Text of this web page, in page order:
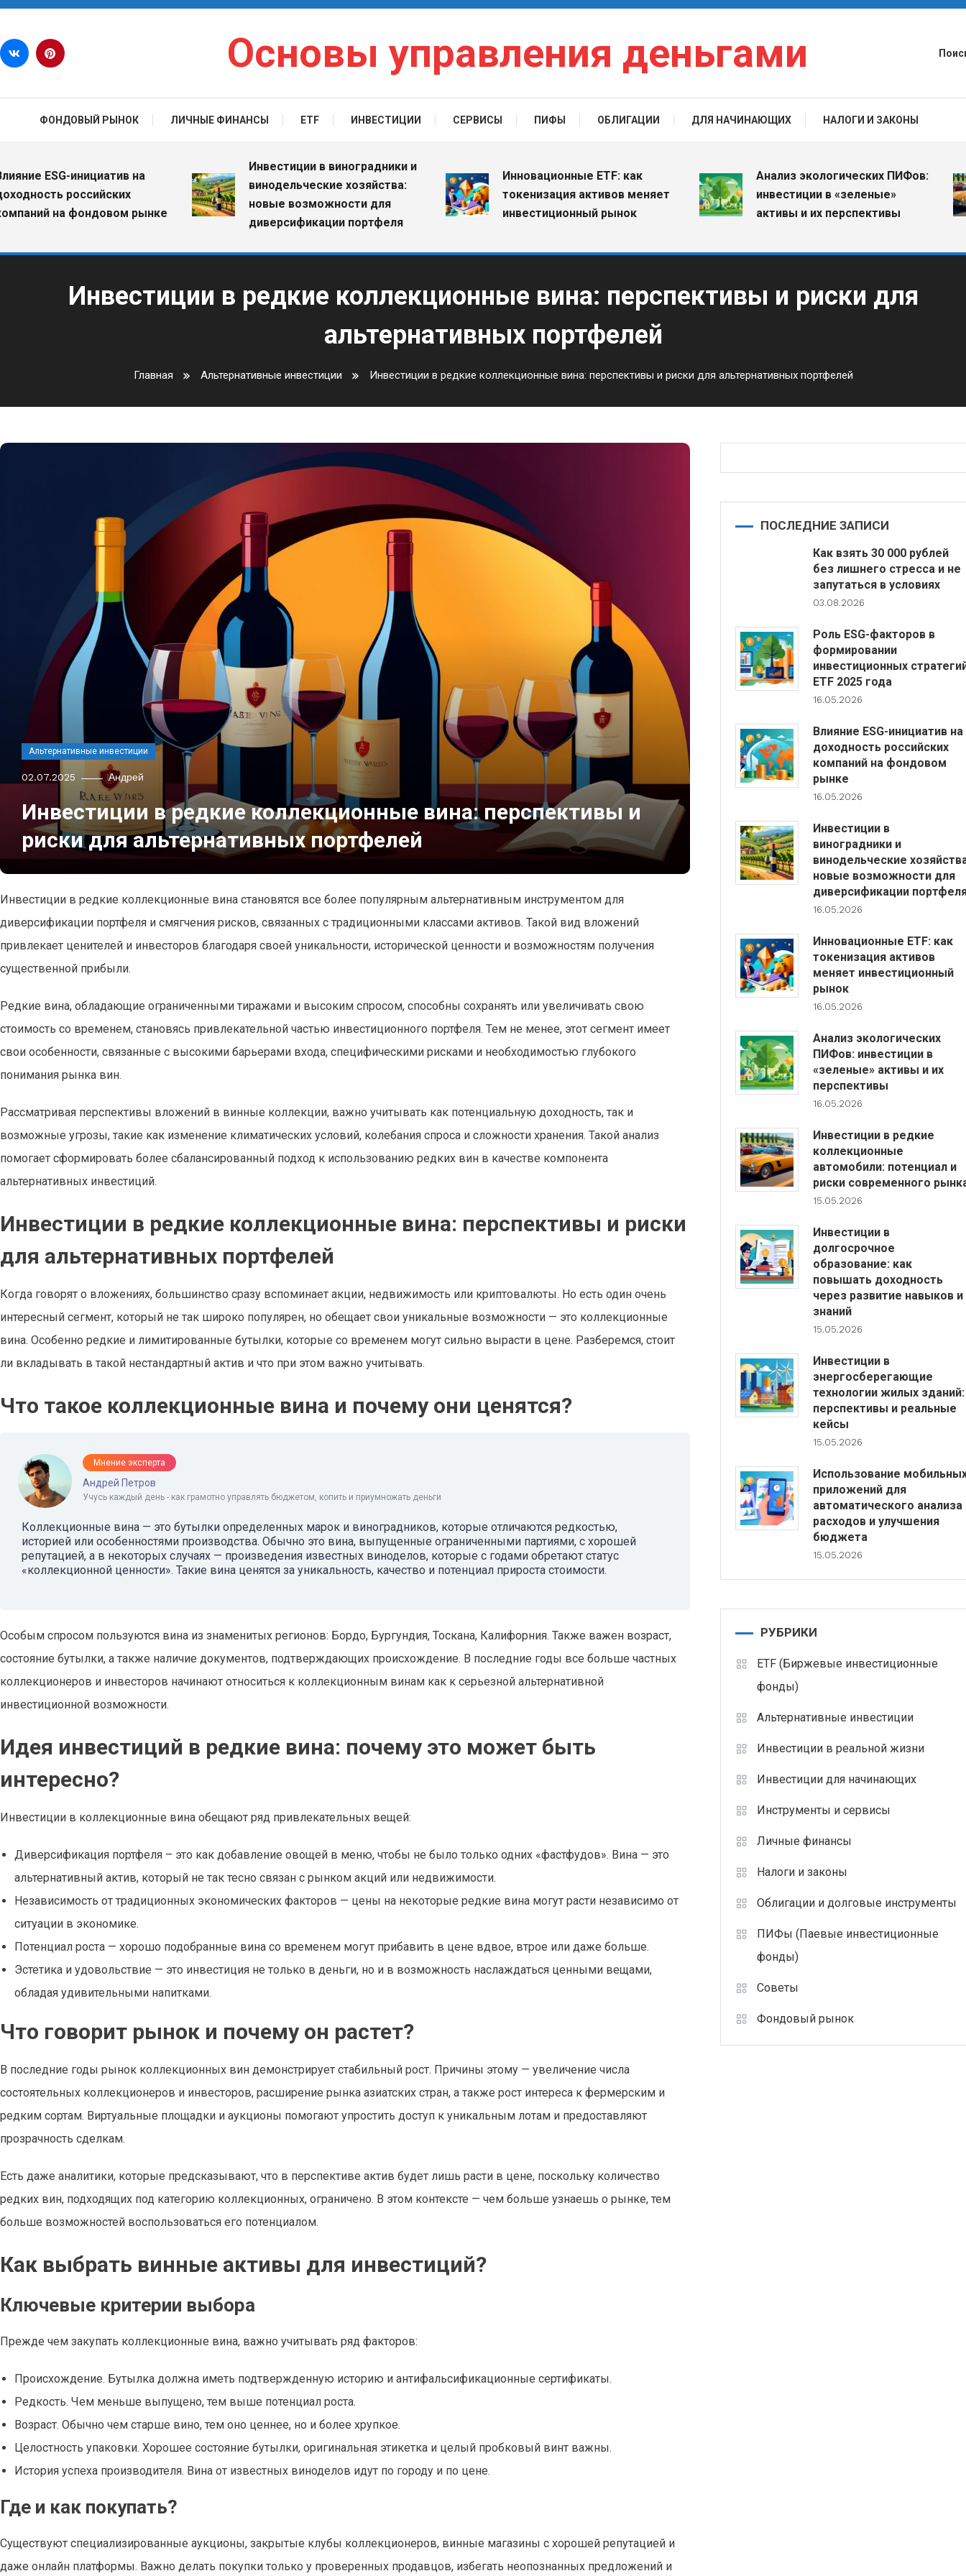
Перейти к содержимому
Основы управления деньгами
ФОНДОВЫЙ РЫНОК ЛИЧНЫЕ ФИНАНСЫ ETF ИНВЕСТИЦИИ СЕРВИСЫ ПИФЫ ОБЛИГАЦИИ ДЛЯ НАЧИНАЮЩИХ НАЛОГИ И ЗАКОНЫ
ESG-инициатив на
российских
на фондовом рынке
Инвестиции в виноградники и
винодельческие хозяйства:
новые возможности для
диверсификации портфеля
Инновационные ETF: как
токенизация активов меняет
инвестиционный рынок
Анализ экологических ПИФов:
инвестиции в «зеленые»
активы и их перспективы
Инвестиции в редкие коллекционные вина: перспективы и риски для
альтернативных портфелей
Главная Альтернативные инвестиции Инвестиции в редкие коллекционные вина: перспективы и риски для альтернативных портфелей
Альтернативные инвестиции
02.07.2025 Андрей
Инвестиции в редкие коллекционные вина: перспективы и
риски для альтернативных портфелей
Инвестиции в редкие коллекционные вина становятся все более популярным альтернативным инструментом для
диверсификации портфеля и смягчения рисков, связанных с традиционными классами активов. Такой вид вложений
привлекает ценителей и инвесторов благодаря своей уникальности, исторической ценности и возможностям получения
существенной прибыли.
Редкие вина, обладающие ограниченными тиражами и высоким спросом, способны сохранять или увеличивать свою
стоимость со временем, становясь привлекательной частью инвестиционного портфеля. Тем не менее, этот сегмент имеет
свои особенности, связанные с высокими барьерами входа, специфическими рисками и необходимостью глубокого
понимания рынка вин.
Рассматривая перспективы вложений в винные коллекции, важно учитывать как потенциальную доходность, так и
возможные угрозы, такие как изменение климатических условий, колебания спроса и сложности хранения. Такой анализ
помогает сформировать более сбалансированный подход к использованию редких вин в качестве компонента
альтернативных инвестиций.
Инвестиции в редкие коллекционные вина: перспективы и риски
для альтернативных портфелей
Когда говорят о вложениях, большинство сразу вспоминает акции, недвижимость или криптовалюты. Но есть один очень
интересный сегмент, который не так широко популярен, но обещает свои уникальные возможности — это коллекционные
вина. Особенно редкие и лимитированные бутылки, которые со временем могут сильно вырасти в цене. Разберемся, стоит
ли вкладывать в такой нестандартный актив и что при этом важно учитывать.
Что такое коллекционные вина и почему они ценятся?
Мнение эксперта
Андрей Петров
Учусь каждый день - как грамотно управлять бюджетом, копить и приумножать деньги
Коллекционные вина — это бутылки определенных марок и виноградников, которые отличаются редкостью,
историей или особенностями производства. Обычно это вина, выпущенные ограниченными партиями, с хорошей
репутацией, а в некоторых случаях — произведения известных виноделов, которые с годами обретают статус
«коллекционной ценности». Такие вина ценятся за уникальность, качество и потенциал прироста стоимости.
Особым спросом пользуются вина из знаменитых регионов: Бордо, Бургундия, Тоскана, Калифорния. Также важен возраст,
состояние бутылки, а также наличие документов, подтверждающих происхождение. В последние годы все больше частных
коллекционеров и инвесторов начинают относиться к коллекционным винам как к серьезной альтернативной
инвестиционной возможности.
Идея инвестиций в редкие вина: почему это может быть
интересно?
Инвестиции в коллекционные вина обещают ряд привлекательных вещей:
Диверсификация портфеля – это как добавление овощей в меню, чтобы не было только одних «фастфудов». Вина — это
альтернативный актив, который не так тесно связан с рынком акций или недвижимости.
Независимость от традиционных экономических факторов — цены на некоторые редкие вина могут расти независимо от
ситуации в экономике.
Потенциал роста — хорошо подобранные вина со временем могут прибавить в цене вдвое, втрое или даже больше.
Эстетика и удовольствие — это инвестиция не только в деньги, но и в возможность наслаждаться ценными вещами,
обладая удивительными напитками.
Что говорит рынок и почему он растет?
В последние годы рынок коллекционных вин демонстрирует стабильный рост. Причины этому — увеличение числа
состоятельных коллекционеров и инвесторов, расширение рынка азиатских стран, а также рост интереса к фермерским и
редким сортам. Виртуальные площадки и аукционы помогают упростить доступ к уникальным лотам и предоставляют
прозрачность сделкам.
Есть даже аналитики, которые предсказывают, что в перспективе актив будет лишь расти в цене, поскольку количество
редких вин, подходящих под категорию коллекционных, ограничено. В этом контексте — чем больше узнаешь о рынке, тем
больше возможностей воспользоваться его потенциалом.
Как выбрать винные активы для инвестиций?
Ключевые критерии выбора
Прежде чем закупать коллекционные вина, важно учитывать ряд факторов:
Происхождение. Бутылка должна иметь подтвержденную историю и антифальсификационные сертификаты.
Редкость. Чем меньше выпущено, тем выше потенциал роста.
Возраст. Обычно чем старше вино, тем оно ценнее, но и более хрупкое.
Целостность упаковки. Хорошее состояние бутылки, оригинальная этикетка и целый пробковый винт важны.
История успеха производителя. Вина от известных виноделов идут по городу и по цене.
Где и как покупать?
Существуют специализированные аукционы, закрытые клубы коллекционеров, винные магазины с хорошей репутацией и
даже онлайн платформы. Важно делать покупки только у проверенных продавцов, избегать неопознанных предложений и
ПОСЛЕДНИЕ ЗАПИСИ
Как взять 30 000 рублей
без лишнего стресса и не
запутаться в условиях
03.08.2026
Роль ESG-факторов в
формировании
инвестиционных
ETF 2025 года
16.05.2026
Влияние ESG-инициатив на
доходность российских
компаний на фондовом
рынке
16.05.2026
Инвестиции в
виноградники и
винодельческие
новые возможности для
диверсификации
16.05.2026
Инновационные ETF: как
токенизация активов
меняет инвестиционный
рынок
16.05.2026
Анализ экологических
ПИФов: инвестиции в
«зеленые» активы и их
перспективы
16.05.2026
Инвестиции в редкие
коллекционные
автомобили: потенциал и
риски современного
15.05.2026
Инвестиции в
долгосрочное
образование: как
повышать доходность
через развитие навыков и
знаний
15.05.2026
Инвестиции в
энергосберегающие
технологии жилых зданий:
перспективы и реальные
кейсы
15.05.2026
Использование
приложений для
автоматического анализа
расходов и улучшения
бюджета
15.05.2026
РУБРИКИ
ETF (Биржевые инвестиционные
фонды)
Альтернативные инвестиции
Инвестиции в реальной жизни
Инвестиции для начинающих
Инструменты и сервисы
Личные финансы
Налоги и законы
Облигации и долговые инструменты
ПИФы (Паевые инвестиционные
фонды)
Советы
Фондовый рынок